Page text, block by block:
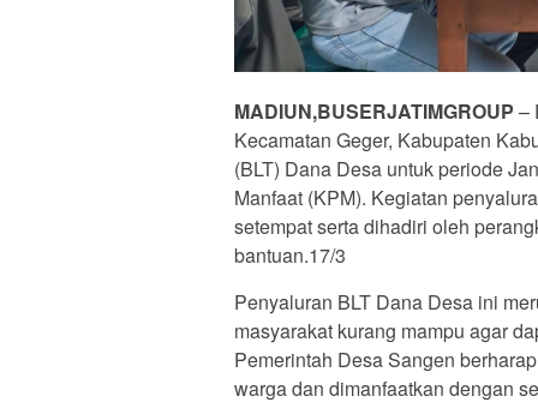
MADIUN,BUSERJATIMGROUP –
Kecamatan Geger, Kabupaten
(BLT) Dana Desa untuk periode
Manfaat (KPM). Kegiatan
setempat serta dihadiri oleh
bantuan.17/3
Penyaluran BLT Dana Desa ini
masyarakat kurang mampu agar
Pemerintah Desa Sangen
warga dan dimanfaatkan dengan